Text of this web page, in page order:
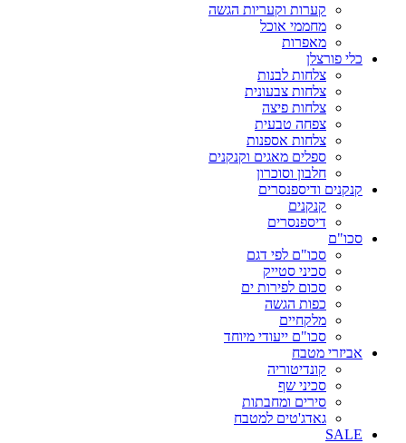
קערות וקעריות הגשה
מחממי אוכל
מאפרות
כלי פורצלן
צלחות לבנות
צלחות צבעונית
צלחות פיצה
צפחה טבעית
צלחות אספנות
ספלים מאגים וקנקנים
חלבון וסוכרון
קנקנים ודיספנסרים
קנקנים
דיספנסרים
סכו"ם
סכו"ם לפי דגם
סכיני סטייק
סכום לפירות ים
כפות הגשה
מלקחיים
סכו"ם ייעודי מיוחד
אביזרי מטבח
קונדיטוריה
סכיני שף
סירים ומחבתות
גאדג'טים למטבח
SALE